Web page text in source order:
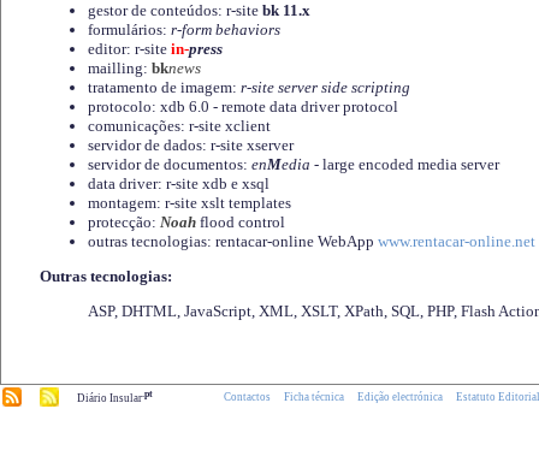
gestor de conteúdos: r-site bk 11.x
formulários: r-form behaviors
editor: r-site in-press
mailling: bknews
tratamento de imagem: r-site server side scripting
protocolo: xdb 6.0 - remote data driver protocol
comunicações: r-site xclient
servidor de dados: r-site xserver
servidor de documentos: enMedia - large encoded media server
data driver: r-site xdb e xsql
montagem: r-site xslt templates
protecção: Noah flood control
outras tecnologias: rentacar-online WebApp www.rentacar-online.net
Outras tecnologias:
ASP, DHTML, JavaScript, XML, XSLT, XPath, SQL, PHP, Flash
Diário Insular.pt Contactos Ficha técnica Edição electrónica Estatuto Editorial